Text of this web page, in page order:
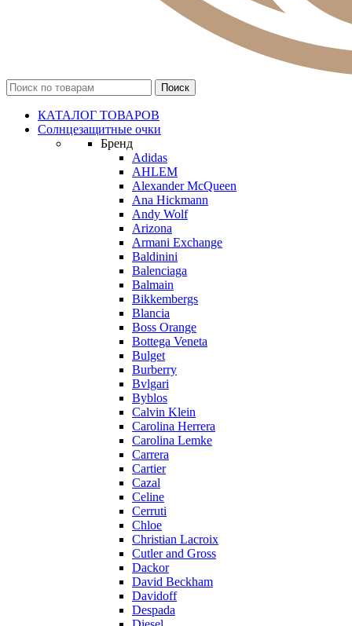
КАТАЛОГ ТОВАРОВ
Солнцезащитные очки
Бренд
Adidas
AHLEM
Alexander McQueen
Ana Hickmann
Andy Wolf
Arizona
Armani Exchange
Baldinini
Balenciaga
Balmain
Bikkembergs
Blancia
Boss Orange
Bottega Veneta
Bulget
Burberry
Bvlgari
Byblos
Calvin Klein
Carolina Herrera
Carolina Lemke
Carrera
Cartier
Cazal
Celine
Cerruti
Chloe
Christian Lacroix
Cutler and Gross
Dackor
David Beckham
Davidoff
Despada